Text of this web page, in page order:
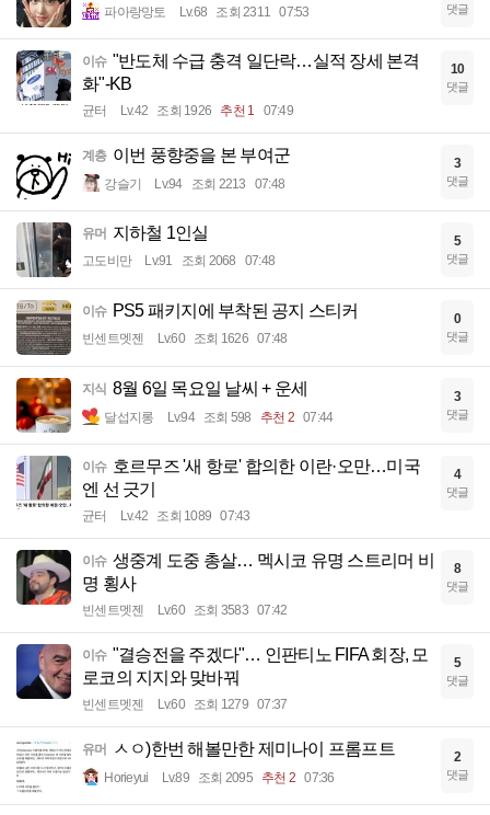
파아랑망토 Lv.68 조회 2311 07:53 댓글
이슈 "반도체 수급 충격 일단락…실적 장세 본격
화"-KB
균터 Lv.42 조회 1926 추천 1 07:49
10
댓글
계층 이번 풍향중을 본 부여군
강슬기 Lv.94 조회 2213 07:48
3
댓글
유머 지하철 1인실
고도비만 Lv.91 조회 2068 07:48
5
댓글
이슈 PS5 패키지에 부착된 공지 스티커
빈센트멧젠 Lv.60 조회 1626 07:48
0
댓글
지식 8월 6일 목요일 날씨 + 운세
달섭지롱 Lv.94 조회 598 추천 2 07:44
3
댓글
이슈 호르무즈 '새 항로' 합의한 이란·오만…미국
엔 선 긋기
균터 Lv.42 조회 1089 07:43
4
댓글
이슈 생중계 도중 총살… 멕시코 유명 스트리머 비
명 횡사
빈센트멧젠 Lv.60 조회 3583 07:42
8
댓글
이슈 "결승전을 주겠다"… 인판티노 FIFA 회장, 모
로코의 지지와 맞바꿔
빈센트멧젠 Lv.60 조회 1279 07:37
5
댓글
유머 ㅅㅇ)한번 해볼만한 제미나이 프롬프트
Horieyui Lv.89 조회 2095 추천 2 07:36
2
댓글